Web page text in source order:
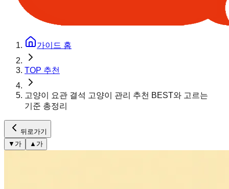
가이드 홈
TOP 추천
고양이 요관 결석 고양이 관리 추천 BEST와 고르는
기준 총정리
뒤로가기
▼ 가 ▲ 가